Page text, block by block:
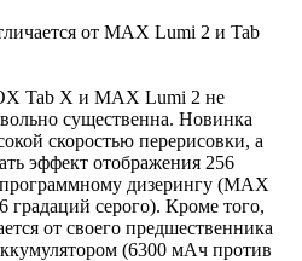
от MAX Lumi 2 и Tab
Tab X и MAX Lumi 2 не
существенна. Новинка
скоростью перерисовки, а
эффект отображения 256
программному дизерингу (MAX
градаций серого). Кроме того,
от своего предшественника
(6300 мАч против